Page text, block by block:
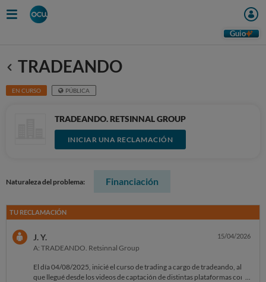
Guio
Anterior
TRADEANDO
EN CURSO PÚBLICA
TRADEANDO. RETSINNAL GROUP
INICIAR UNA RECLAMACIÓN
Naturaleza del problema: Financiación
TU RECLAMACIÓN
J. Y.
A: TRADEANDO. Retsinnal Group
15/04/2026
El día 04/08/2025, inicié el curso de trading a cargo de tradeando, al
que llegué desde los videos de captación de distintas plataformas como